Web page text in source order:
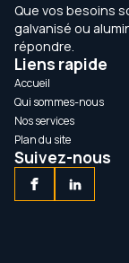
Que vos besoins
galvanisé ou
répondre.
Liens rapide
Accueil
Qui sommes-nous
Nos services
Plan du site
Suivez-nous